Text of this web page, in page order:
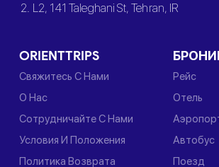
2. L2, 141 Taleghani St, Tehran, IR
ORIENTTRIPS
Свяжитесь С Нами
О Нас
Сотрудничайте С Нами
Условия И Положения
Политика Возврата
Рейс
Отель
Автобус
Поезд